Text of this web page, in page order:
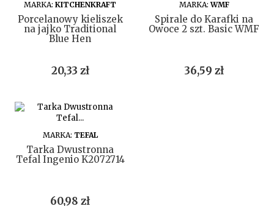
MARKA: KITCHENKRAFT
Porcelanowy kieliszek
na jajko Traditional
Blue Hen
Cena
20,33 zł
MARKA:WMF
Spirale do Karafki na
Owoce 2 szt. Basic WMF
Cena
36,59 zł
DO KOSZYKA
MARKA: TEFAL
Tarka Dwustronna
Tefal Ingenio K2072714
Cena
60,98 zł